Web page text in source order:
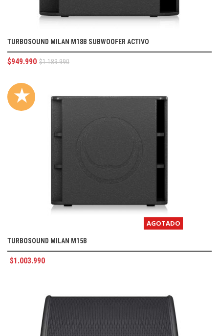
TURBOSOUND MILAN M18B SUBWOOFER ACTIVO
$1.189.990
$949.990
AGOTADO
★
TURBOSOUND MILAN M15B
$1.003.990